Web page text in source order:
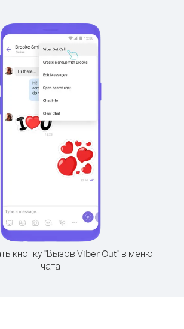
кнопку "Вызов Viber Out" в меню
чата